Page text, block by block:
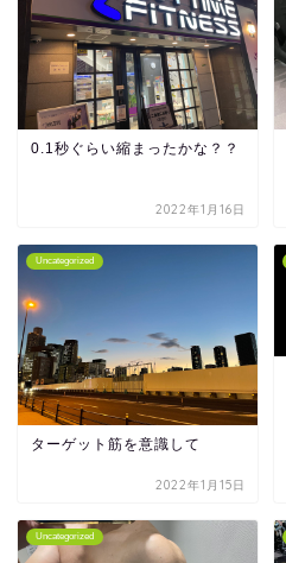
0.1秒ぐらい縮まったかな？？
2022年1月16日
Uncategorized
ターゲット筋を意識して
2022年1月15日
Uncategorized